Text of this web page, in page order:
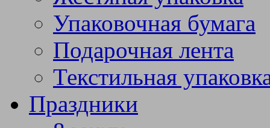
Упаковочная бумага
Подарочная лента
Текстильная
Праздники